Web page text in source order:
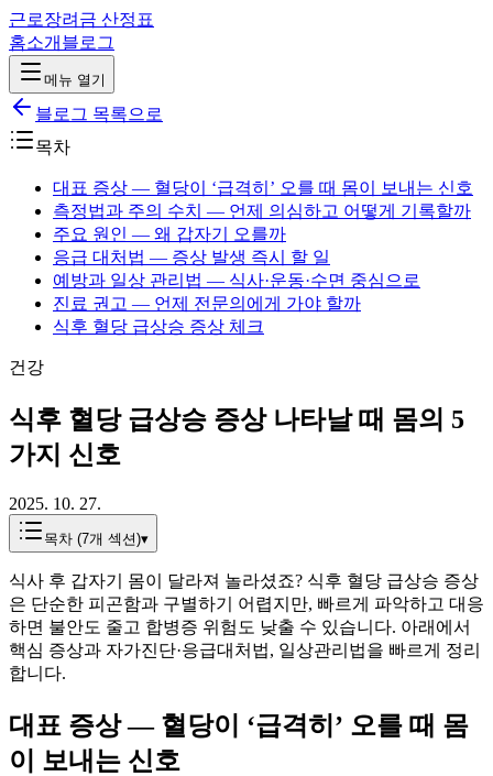
근로장려금 산정표
홈소개 블로그
메뉴 열기
블로그 목록으로
목차
대표 증상 — 혈당이 ‘급격히’ 오를 때 몸이 보내는 신호
측정법과 주의 수치 — 언제 의심하고 어떻게 기록할까
주요 원인 — 왜 갑자기 오를까
응급 대처법 — 증상 발생 즉시 할 일
예방과 일상 관리법 — 식사·운동·수면 중심으로
진료 권고 — 언제 전문의에게 가야 할까
식후 혈당 급상승 증상 체크
건강
식후 혈당 급상승 증상 나타날 때 몸의 5
가지 신호
2025. 10. 27.
목차 (7개 섹션)▾
식사 후 갑자기 몸이 달라져 놀라셨죠? 식후 혈당 급상승 증상
은 단순한 피곤함과 구별하기 어렵지만, 빠르게 파악하고 대응
하면 불안도 줄고 합병증 위험도 낮출 수 있습니다. 아래에서
핵심 증상과 자가진단·응급대처법, 일상관리법을 빠르게 정리
합니다.
대표 증상 — 혈당이 ‘급격히’ 오를 때 몸
이 보내는 신호